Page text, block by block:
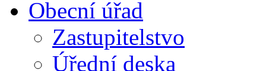
Obecní úřad
Zastupitelstvo
Úřední deska